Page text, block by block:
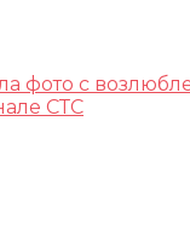
фото с
СТС